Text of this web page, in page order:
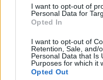
I want to opt-out of
Personal Data for
Opted In
I want to opt-out of
Retention, Sale, and/
Personal Data that Is
Purposes for which it
Opted Out
Psychose / schizophrénie -
Victoza (261)
Cerazette (259)
Contraception - autre
Concerta (252)